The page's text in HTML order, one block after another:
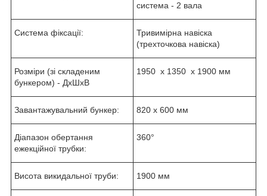
система - 2 вала
Система фіксації:
Тривимірна навіска
(трехточкова навіска)
Розміри (зі складеним
бункером) - ДхШхВ
1950 x 1350 x 1900 мм
Завантажувальний бункер: 820 х 600 мм
Діапазон обертання
ежекційної трубки:
360°
Висота викидальної труби: 1900 мм